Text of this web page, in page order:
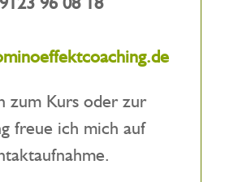
zum Kurs oder zur
freue ich mich auf